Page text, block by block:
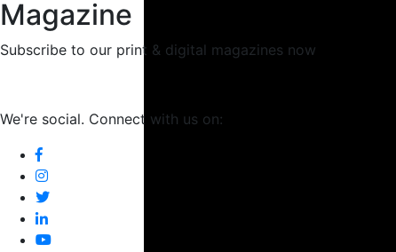
Magazine
Subscribe to our print & digital magazines now
We're social. Connect with us on: